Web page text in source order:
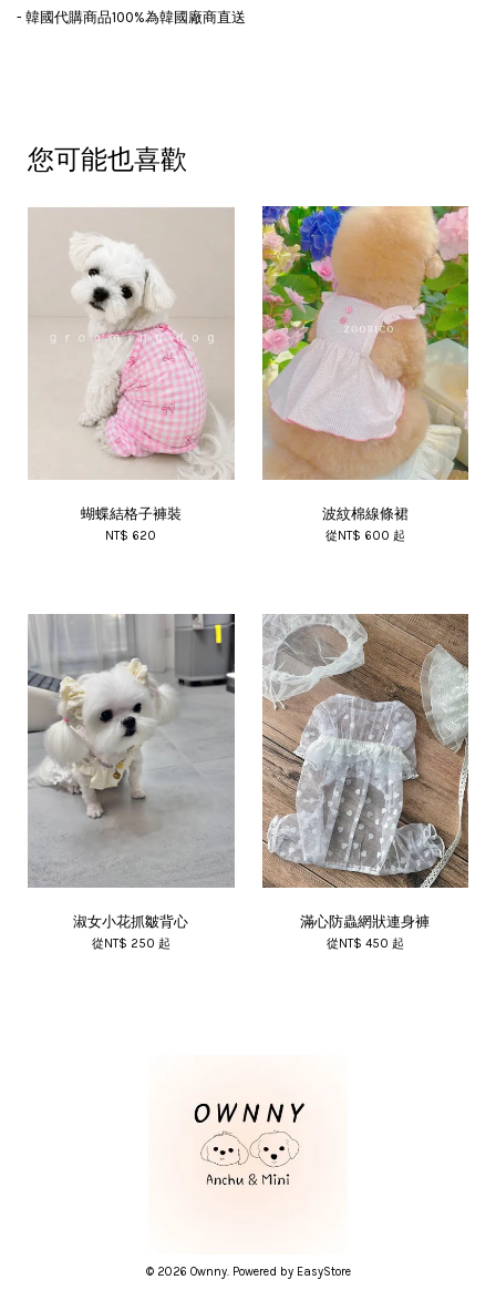
- 韓國代購商品100%為韓國廠商直送
您可能也喜歡
蝴蝶結格子褲裝
NT$ 620
波紋棉線條裙
從NT$ 600 起
淑女小花抓皺背心
從NT$ 250 起
滿心防蟲網狀連身褲
從NT$ 450 起
© 2026 Ownny. Powered by EasyStore